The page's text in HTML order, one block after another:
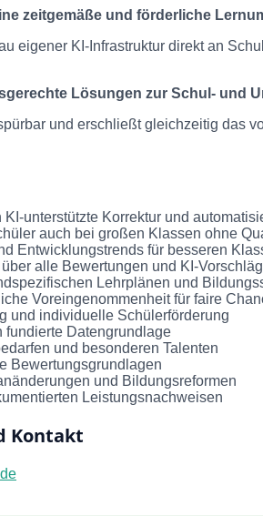
zeitgemäße und förderliche
eigener KI-Infrastruktur direkt an
Lösungen zur Schul- und
und erschließt gleichzeitig das
unterstützte Korrektur und
auch bei großen Klassen ohne
Entwicklungstrends für besseren
alle Bewertungen und KI-
Lehrplänen und
Voreingenommenheit für faire
und individuelle Schülerförderung
fundierte Datengrundlage
und besonderen Talenten
Bewertungsgrundlagen
und Bildungsreformen
Leistungsnachweisen
Kontakt